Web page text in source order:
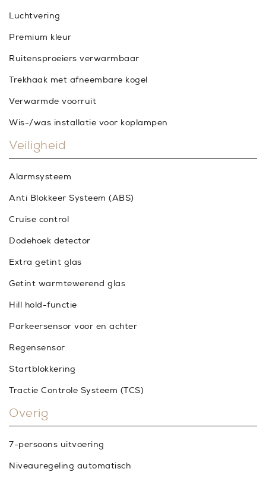
Luchtvering
Premium kleur
Ruitensproeiers verwarmbaar
Trekhaak met afneembare kogel
Verwarmde voorruit
Wis-/was installatie voor koplampen
Veiligheid
Alarmsysteem
Anti Blokkeer Systeem (ABS)
Cruise control
Dodehoek detector
Extra getint glas
Getint warmtewerend glas
Hill hold-functie
Parkeersensor voor en achter
Regensensor
Startblokkering
Tractie Controle Systeem (TCS)
Overig
7-persoons uitvoering
Niveauregeling automatisch